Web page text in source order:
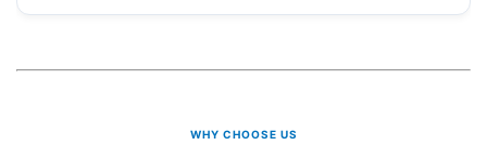
WHY CHOOSE US